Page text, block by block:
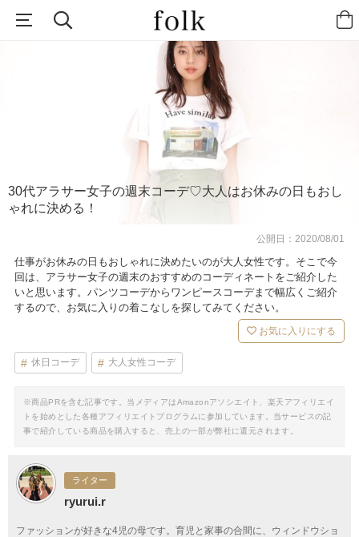
30代アラサー女子の週末コーデ♡大人はお休みの日もおし
ゃれに決める！
公開日：2020/08/01
仕事がお休みの日もおしゃれに決めたいのが大人女性です。そこで今
回は、アラサー女子の週末のおすすめのコーディネートをご紹介した
いと思います。パンツコーデからワンピースコーデまで幅広くご紹介
するので、お気に入りの着こなしを探してみてください。
お気に入りにする
休日コーデ 大人女性コーデ
※商品PRを含む記事です。当メディアはAmazonアソシエイト、楽天アフィリエイ
トを始めとした各種アフィリエイトプログラムに参加しています。当サービスの記
事で紹介している商品を購入すると、売上の一部が弊社に還元されます。
ライター
ryurui.r
ファッションが好きな4児の母です。育児と家事の合間に、ウィンドウショ